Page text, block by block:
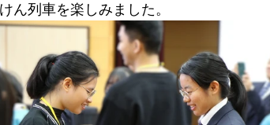
ん列車を楽しみました。